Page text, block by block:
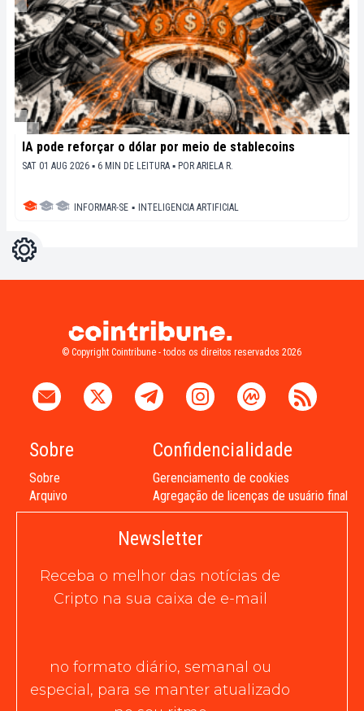
IA pode reforçar o dólar por meio de stablecoins
SAT 01 AUG 2026 ▪ 6 MIN DE LEITURA ▪ POR ARIELA R.
INFORMAR-SE ▪ INTELIGENCIA ARTIFICIAL
Configurações
© Copyright Cointribune - todos os direitos reservados 2026
Sobre
Sobre
Arquivo
Confidencialidade
Gerenciamento de cookies
Agregação de licenças de usuário final
Newsletter
Receba o melhor das notícias de
Cripto na sua caixa de e-mail
no formato diário, semanal ou
especial, para se manter atualizado